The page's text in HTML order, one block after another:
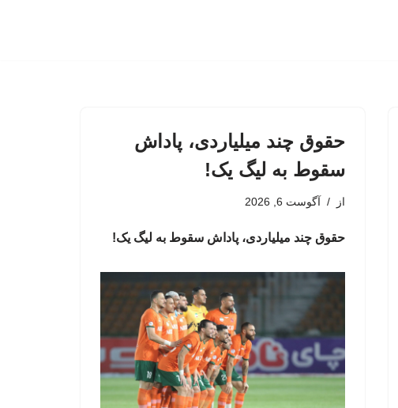
حقوق چند میلیاردی، پاداش
سقوط به لیگ یک!
از آگوست 6, 2026
حقوق چند میلیاردی، پاداش سقوط به لیگ یک!